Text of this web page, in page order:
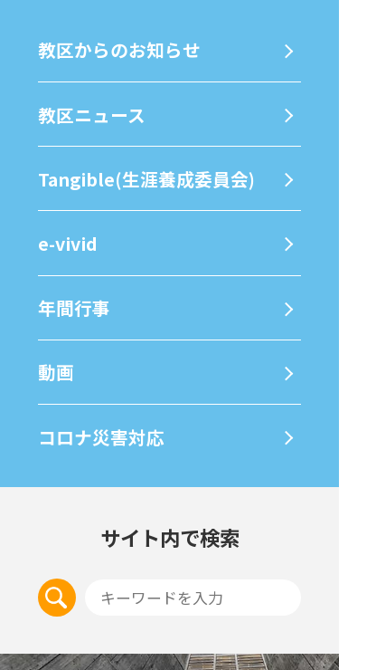
教区からのお知らせ
教区ニュース
Tangible(生涯養成委員会)
e-vivid
年間⾏事
動画
コロナ災害対応
サイト内で検索